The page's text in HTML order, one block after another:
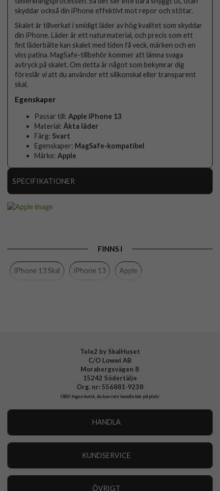
skyddar också din iPhone effektivt mot repor och stötar.
Skalet är tillverkat i smidigt läder av hög kvalitet som skyddar
din iPhone. Läder är ett naturmaterial, och precis som ett
fint läderbälte kan skalet med tiden få veck, märken och en
viss patina. MagSafe-tillbehör kommer att lämna svaga
avtryck på skalet. Om detta är något som bekymrar dig
föreslår vi att du använder ett silikonskal eller transparent
skal.
Egenskaper
Passar till:Apple iPhone 13
Material:Äkta läder
Färg: Svart
Egenskaper: MagSafe-kompatibel
Märke:Apple
SPECIFIKATIONER
Färg
FINNS I
iPhone 13 Skal iPhone 13 Apple
Tele2 by SkalHuset
C/O Lowwi AB
Morabergsvägen 8
15242 Södertälje
Org. nr: 556881-9238
OBS!Ingen butik, du kan inte handla här på plats
HANDLA
KUNDSERVICE
ÖVRIGT